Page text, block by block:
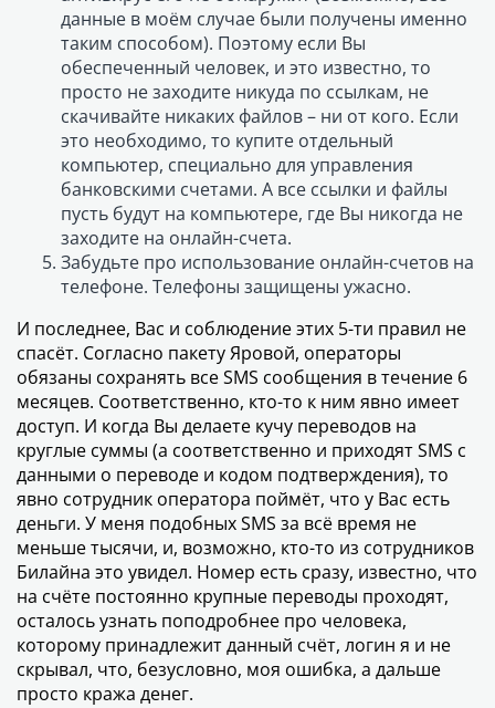
данные в моём случае были получены именно
таким способом). Поэтому если Вы
обеспеченный человек, и это известно, то
просто не заходите никуда по ссылкам, не
скачивайте никаких файлов – ни от кого. Если
это необходимо, то купите отдельный
компьютер, специально для управления
банковскими счетами. А все ссылки и файлы
пусть будут на компьютере, где Вы никогда не
заходите на онлайн-счета.
Забудьте про использование онлайн-счетов на
телефоне. Телефоны защищены ужасно.
И последнее, Вас и соблюдение этих 5-ти правил не
спасёт. Согласно пакету Яровой, операторы
обязаны сохранять все SMS сообщения в течение 6
месяцев. Соответственно, кто-то к ним явно имеет
доступ. И когда Вы делаете кучу переводов на
круглые суммы (а соответственно и приходят SMS с
данными о переводе и кодом подтверждения), то
явно сотрудник оператора поймёт, что у Вас есть
деньги. У меня подобных SMS за всё время не
меньше тысячи, и, возможно, кто-то из сотрудников
Билайна это увидел. Номер есть сразу, известно, что
на счёте постоянно крупные переводы проходят,
осталось узнать поподробнее про человека,
которому принадлежит данный счёт, логин я и не
скрывал, что, безусловно, моя ошибка, а дальше
просто кража денег.